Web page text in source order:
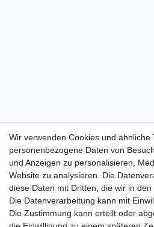
Wir verwenden Cookies und
personenbezogene Daten von
und Anzeigen zu personalisieren,
Website zu analysieren. Die
diese Daten mit Dritten, die wir in den
Die Datenverarbeitung kann mit
Die Zustimmung kann erteilt oder